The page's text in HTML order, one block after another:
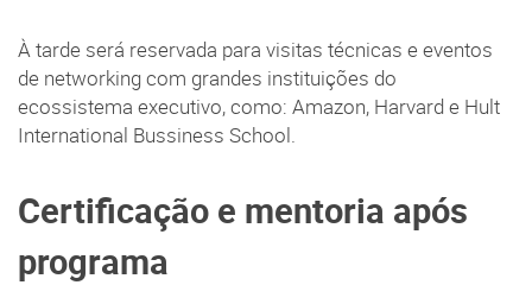
À tarde será reservada para visitas técnicas e eventos
de networking com grandes instituições do
ecossistema executivo, como: Amazon, Harvard e Hult
International Bussiness School.
Certificação e mentoria após
programa